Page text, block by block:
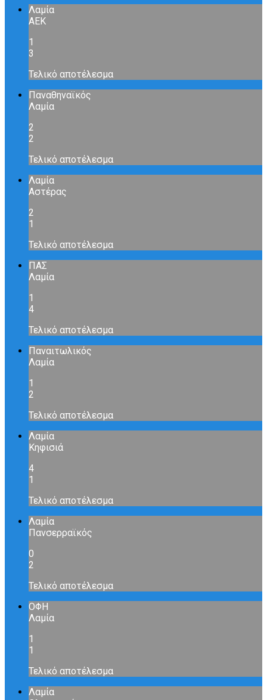
Λαμία
ΑΕΚ
1
3
Τελικό αποτέλεσμα
Παναθηναϊκός
Λαμία
2
2
Τελικό αποτέλεσμα
Λαμία
Αστέρας
2
1
Τελικό αποτέλεσμα
ΠΑΣ
Λαμία
1
4
Τελικό αποτέλεσμα
Παναιτωλικός
Λαμία
1
2
Τελικό αποτέλεσμα
Λαμία
Κηφισιά
4
1
Τελικό αποτέλεσμα
Λαμία
Πανσερραϊκός
0
2
Τελικό αποτέλεσμα
ΟΦΗ
Λαμία
1
1
Τελικό αποτέλεσμα
Λαμία